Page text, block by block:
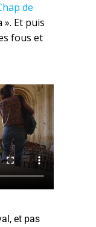
de
». Et puis
fous et
et pas